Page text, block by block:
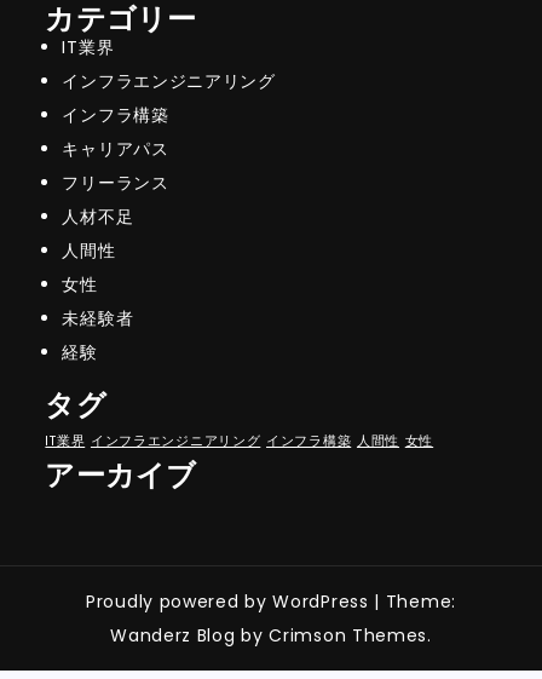
カテゴリー
IT業界
インフラエンジニアリング
インフラ構築
キャリアパス
フリーランス
人材不足
人間性
女性
未経験者
経験
タグ
IT業界 インフラエンジニアリング インフラ構築 人間性 女性
アーカイブ
Proudly powered by WordPress | Theme:
Wanderz Blog by Crimson Themes.